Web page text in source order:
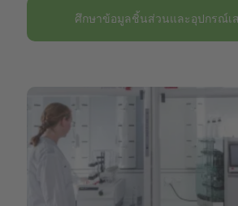
ศึกษาข้อมูลชิ้นส่วนและอุปกรณ์เส